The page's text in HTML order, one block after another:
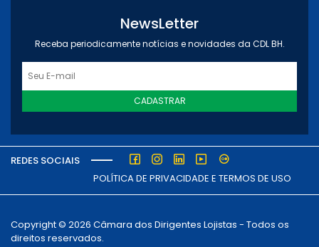
NewsLetter
Receba periodicamente notícias e novidades da CDL BH.
CADASTRAR
REDES SOCIAIS
POLÍTICA DE PRIVACIDADE E TERMOS DE USO
Copyright © 2026 Câmara dos Dirigentes Lojistas - Todos os
direitos reservados.